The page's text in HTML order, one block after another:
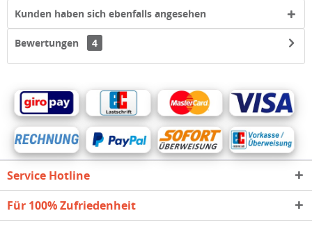
Kunden haben sich ebenfalls angesehen
Bewertungen 4
Service Hotline
Für 100% Zufriedenheit